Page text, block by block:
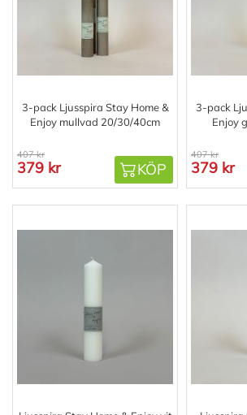
3-pack Ljusspira Stay Home &
Enjoy mullvad 20/30/40cm
407 kr
379 kr KÖP
3-pack
Enjoy
407 kr
379 kr